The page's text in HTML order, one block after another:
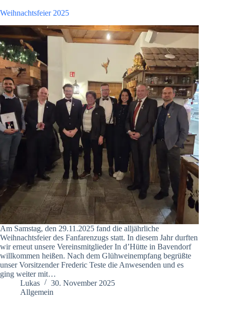
Weihnachtsfeier 2025
Am Samstag, den 29.11.2025 fand die alljährliche
Weihnachtsfeier des Fanfarenzugs statt. In diesem Jahr durften
wir erneut unsere Vereinsmitglieder In d’Hütte in Bavendorf
willkommen heißen. Nach dem Glühweinempfang begrüßte
unser Vorsitzender Frederic Teste die Anwesenden und es
ging weiter mit…
Lukas
30. November 2025
Allgemein